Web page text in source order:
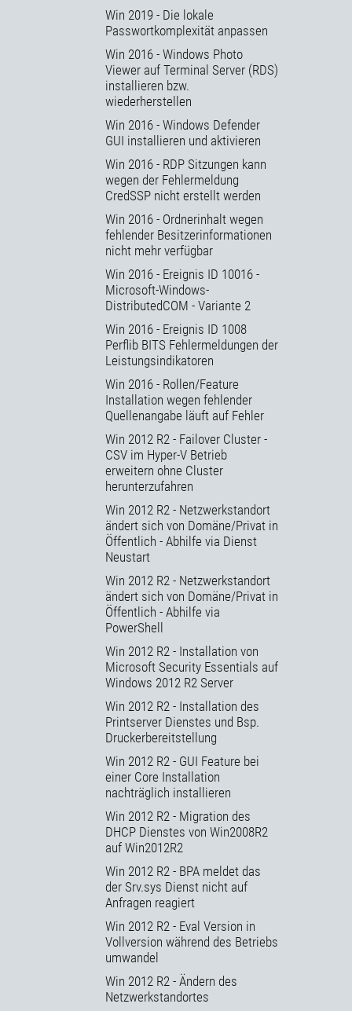
Win 2019 - Die lokale
Passwortkomplexität anpassen
Win 2016 - Windows Photo
Viewer auf Terminal Server (RDS)
installieren bzw.
wiederherstellen
Win 2016 - Windows Defender
GUI installieren und aktivieren
Win 2016 - RDP Sitzungen kann
wegen der Fehlermeldung
CredSSP nicht erstellt werden
Win 2016 - Ordnerinhalt wegen
fehlender Besitzerinformationen
nicht mehr verfügbar
Win 2016 - Ereignis ID 10016 -
Microsoft-Windows-
DistributedCOM - Variante 2
Win 2016 - Ereignis ID 1008
Perflib BITS Fehlermeldungen der
Leistungsindikatoren
Win 2016 - Rollen/Feature
Installation wegen fehlender
Quellenangabe läuft auf Fehler
Win 2012 R2 - Failover Cluster -
CSV im Hyper-V Betrieb
erweitern ohne Cluster
herunterzufahren
Win 2012 R2 - Netzwerkstandort
ändert sich von Domäne/Privat in
Öffentlich - Abhilfe via Dienst
Neustart
Win 2012 R2 - Netzwerkstandort
ändert sich von Domäne/Privat in
Öffentlich - Abhilfe via
PowerShell
Win 2012 R2 - Installation von
Microsoft Security Essentials auf
Windows 2012 R2 Server
Win 2012 R2 - Installation des
Printserver Dienstes und Bsp.
Druckerbereitstellung
Win 2012 R2 - GUI Feature bei
einer Core Installation
nachträglich installieren
Win 2012 R2 - Migration des
DHCP Dienstes von Win2008R2
auf Win2012R2
Win 2012 R2 - BPA meldet das
der Srv.sys Dienst nicht auf
Anfragen reagiert
Win 2012 R2 - Eval Version in
Vollversion während des Betriebs
umwandel
Win 2012 R2 - Ändern des
Netzwerkstandortes